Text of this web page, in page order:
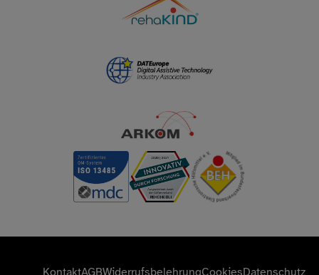
KontaktAGBWiderrufsbelehrungCookiesDatenschutz